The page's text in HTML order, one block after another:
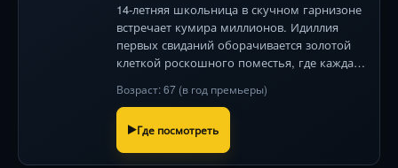
14-летняя школьница в скучном гарнизоне
встречает кумира миллионов. Идиллия
первых свиданий оборачивается золотой
клеткой роскошного поместья, где каждая
борьбу за себя. Визуальная поэзия Софии
Копполы.
Возраст: 67 (в год премьеры)
Где посмотреть